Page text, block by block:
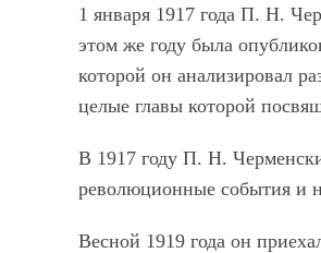
1 января 1917 года П. Н.
этом же году была
которой он анализировал
целые главы которой
В 1917 году П. Н.
революционные события и
Весной 1919 года он